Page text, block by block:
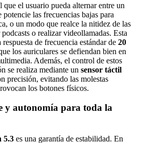
el usuario pueda alternar entre un
las frecuencias bajas para
o un modo que realce la nitidez de las
o realizar videollamadas. Esta
de frecuencia estándar de 20
los auriculares se defiendan bien en
Además, el control de estos
se realiza mediante un sensor táctil
precisión, evitando las molestas
los botones físicos.
y autonomía para toda la
5.3 es una garantía de estabilidad. En